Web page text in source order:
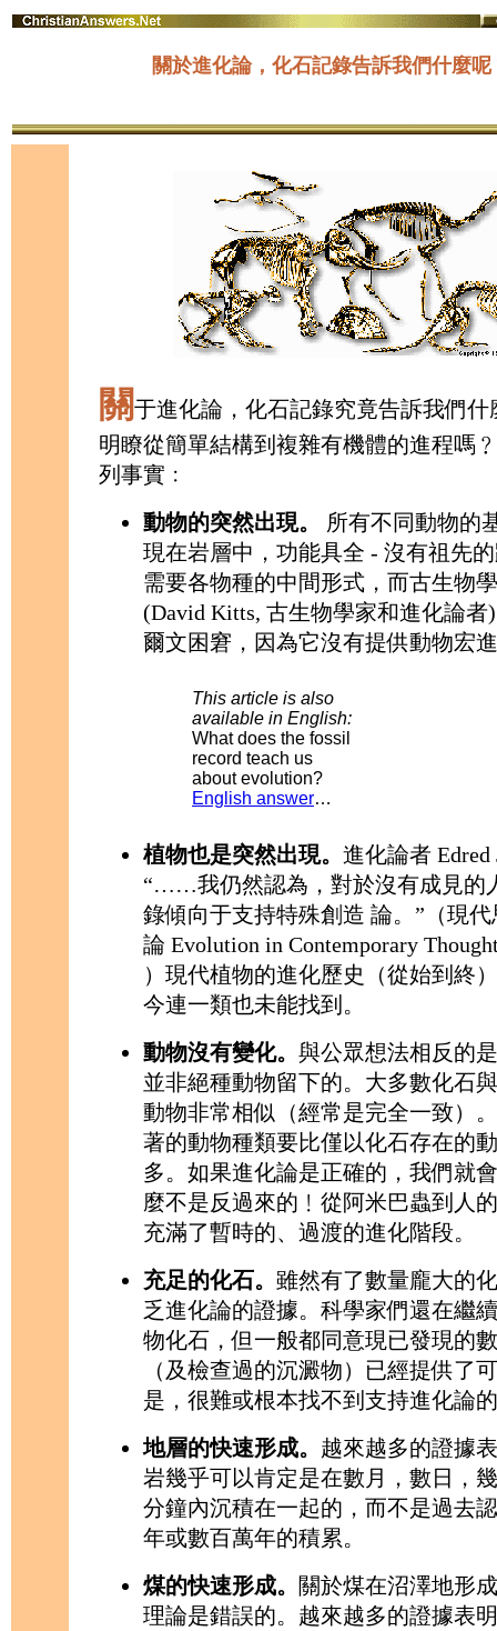
關於進化論，化石記錄告訴我們什麼呢
關于進化論，化石記錄究竟告訴我們什
明瞭從簡單結構到複雜有機體的進程嗎
列事實﹕
動物的突然出現。
所有不同動物的
現在岩層中，功能具全 - 沒有祖先
需要各物種的中間形式，而古生物
(David Kitts, 古生物學家和進化論者
爾文困窘，因為它沒有提供動物宏
This article is also
available in English:
What does the fossil
record teach us
about evolution?
English answer…
植物也是突然出現。 進化論者 Edred
“……我仍然認為，對於沒有成見的
錄傾向于支持特殊創造 論。”（現
論 Evolution in Contemporary
）現代植物的進化歷史（從始到終
今連一類也未能找到。
動物沒有變化。 與公眾想法相反的
並非絕種動物留下的。大多數化石
動物非常相似（經常是完全一致）
著的動物種類要比僅以化石存在的
多。如果進化論是正確的，我們就
麼不是反過來的﹗從阿米巴蟲到人
充滿了暫時的、過渡的進化階段。
充足的化石。 雖然有了數量龐大的
乏進化論的證據。科學家們還在繼
物化石，但一般都同意現已發現的
（及檢查過的沉澱物）已經提供了
是，很難或根本找不到支持進化論
地層的快速形成。 越來越多的證據
岩幾乎可以肯定是在數月，數日，
分鐘內沉積在一起的，而不是過去
年或數百萬年的積累。
煤的快速形成。 關於煤在沼澤地形
理論是錯誤的。越來越多的證據表